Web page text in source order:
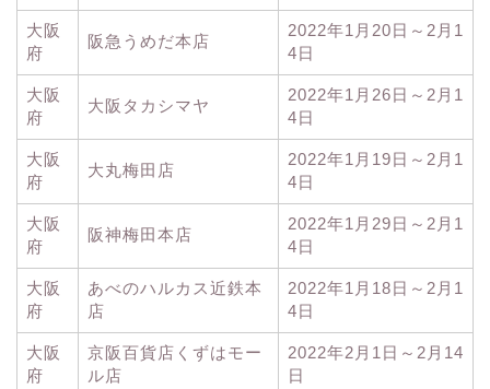
大阪
府
阪急うめだ本店
2022年1月20日～2月1
4日
大阪
府
大阪タカシマヤ
2022年1月26日～2月1
4日
大阪
府
大丸梅田店
2022年1月19日～2月1
4日
大阪
府
阪神梅田本店
2022年1月29日～2月1
4日
大阪
府
あべのハルカス近鉄本
店
2022年1月18日～2月1
4日
大阪
府
京阪百貨店くずはモー
ル店
2022年2月1日～2月14
日